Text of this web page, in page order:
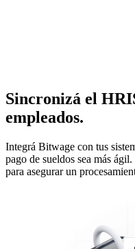
Sincronizá el
empleados.
Integrá Bitwage con tus
pago de sueldos sea más
para asegurar un